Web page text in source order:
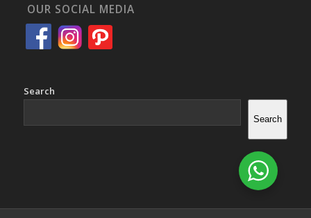
OUR SOCIAL MEDIA
Search
Search